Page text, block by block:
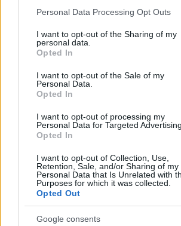
Please note that this website/app uses one
not limited to your visit or usage behaviour.
grant or deny consent to Google and its
use your data for below specified purposes
consent section.
Personal Data Processing Opt Outs
I want to opt-out of the Sharing of my
personal data.
Opted In
I want to opt-out of the Sale of my
Personal Data.
Opted In
I want to opt-out of processing my
Personal Data for Targeted Advertising.
Opted In
I want to opt-out of Collection, Use,
Retention, Sale, and/or Sharing of my
Personal Data that Is Unrelated with
Purposes for which it was collected.
Opted Out
Google consents
Rendkívül kritikus vagyok a
kapcsolatban, de nem gondolom,
lenne, mert ne tisztelném őket.
tradíciónak akkor van értelme, ha azt
mindennapodban, a jelen
élsz meg tudod jeleníteni, érzed a
kontextusba tudod helyezni.
Van
hagyomány, ami ennek hiányában
sokat jelent. Mégis, a tradíció
alap, amit adott esetben felül lehet
is tesz - olyan, mint a kisgyerek, aki
már képes ő maga irányítani, és az
hogy "Nem!", akár naponta százszor
mesterek által közvetített
mára teljesen megváltozott, mégis
üzeneteket hordoznak, amik nélkül
veszve, nem tudnék mihez képest élni.